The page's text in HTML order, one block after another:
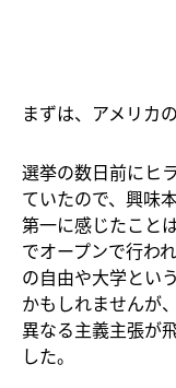
まずは、アメリカ
選挙の数日前にヒ
ていたので、興味
第一に感じたこと
でオープンで行わ
の自由や大学とい
かもしれませんが
異なる主義主張が
した。